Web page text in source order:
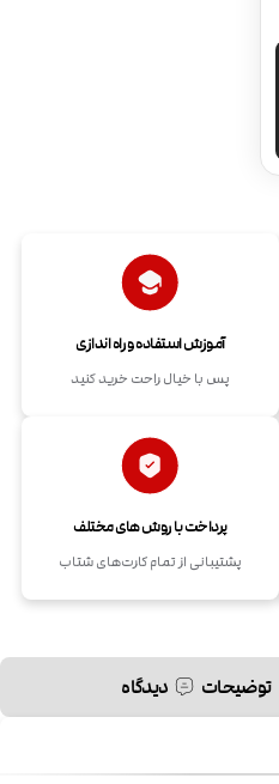
آموزش استفاده و راه اندازی
پس با خیال راحت خرید کنید
پرداخت با روش های مختلف
پشتیبانی از تمام کارت‌های شتاب
توضیحات دیدگاه